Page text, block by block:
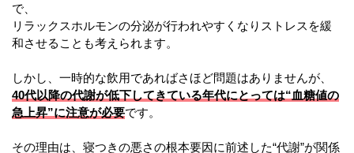
で、
リラックスホルモンの分泌が行われやすくなりストレスを緩
和させることも考えられます。
しかし、一時的な飲用であればさほど問題はありませんが、
40代以降の代謝が低下してきている年代にとっては“血糖値の
急上昇”に注意が必要です。
その理由は、寝つきの悪さの根本要因に前述した“代謝”が関係